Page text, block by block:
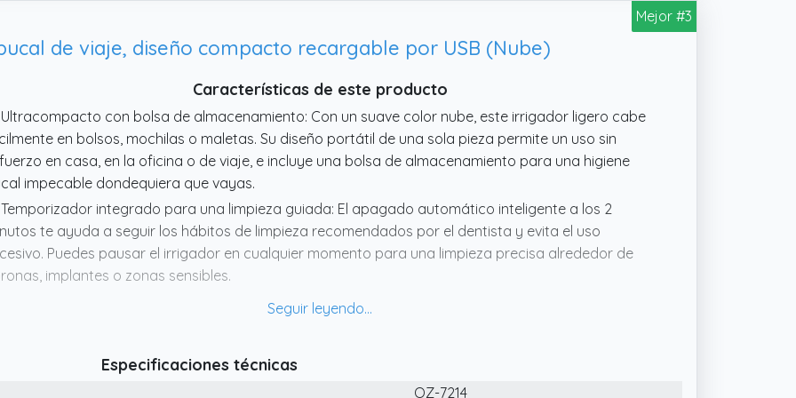
Elimina eficazmente la mayor parte de la placa bacteriana, ofreciéndote una limpieza profunda
IPX7 Tanque Extraíble de Gran Capacidad:​ Este COSLUS C50 water flosser inalámbrico cuenta con
tanque extraíble de gran capacidad, que elimina la necesidad de rellenar frecuentemente. Una sola
proporciona 90 segundos de limpieza continua.
Mejor #3
de viaje, diseño compacto recargable por USB (Nube)
Características de este producto
con bolsa de almacenamiento: Con un suave color nube, este irrigador ligero cabe
en bolsos, mochilas o maletas. Su diseño portátil de una sola pieza permite un uso sin
en casa, en la oficina o de viaje, e incluye una bolsa de almacenamiento para una higiene
impecable dondequiera que vayas.
integrado para una limpieza guiada: El apagado automático inteligente a los 2
te ayuda a seguir los hábitos de limpieza recomendados por el dentista y evita el uso
Puedes pausar el irrigador en cualquier momento para una limpieza precisa alrededor de
implantes o zonas sensibles.
Cinco modos ajustables para cada boca: Elige entre 5 ajustes de presión de agua diseñados para
Depósito extraíble de 150 ml con cierre hermético (resistente al agua IPX8): El depósito extraíble de
Especificaciones técnicas
OZ-7214